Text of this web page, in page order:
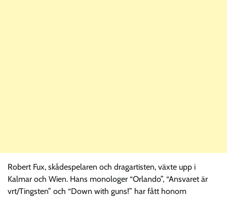
Robert Fux, skådespelaren och dragartisten, växte upp i
Kalmar och Wien. Hans monologer “Orlando”, “Ansvaret är
vrt/Tingsten” och “Down with guns!” har fått honom